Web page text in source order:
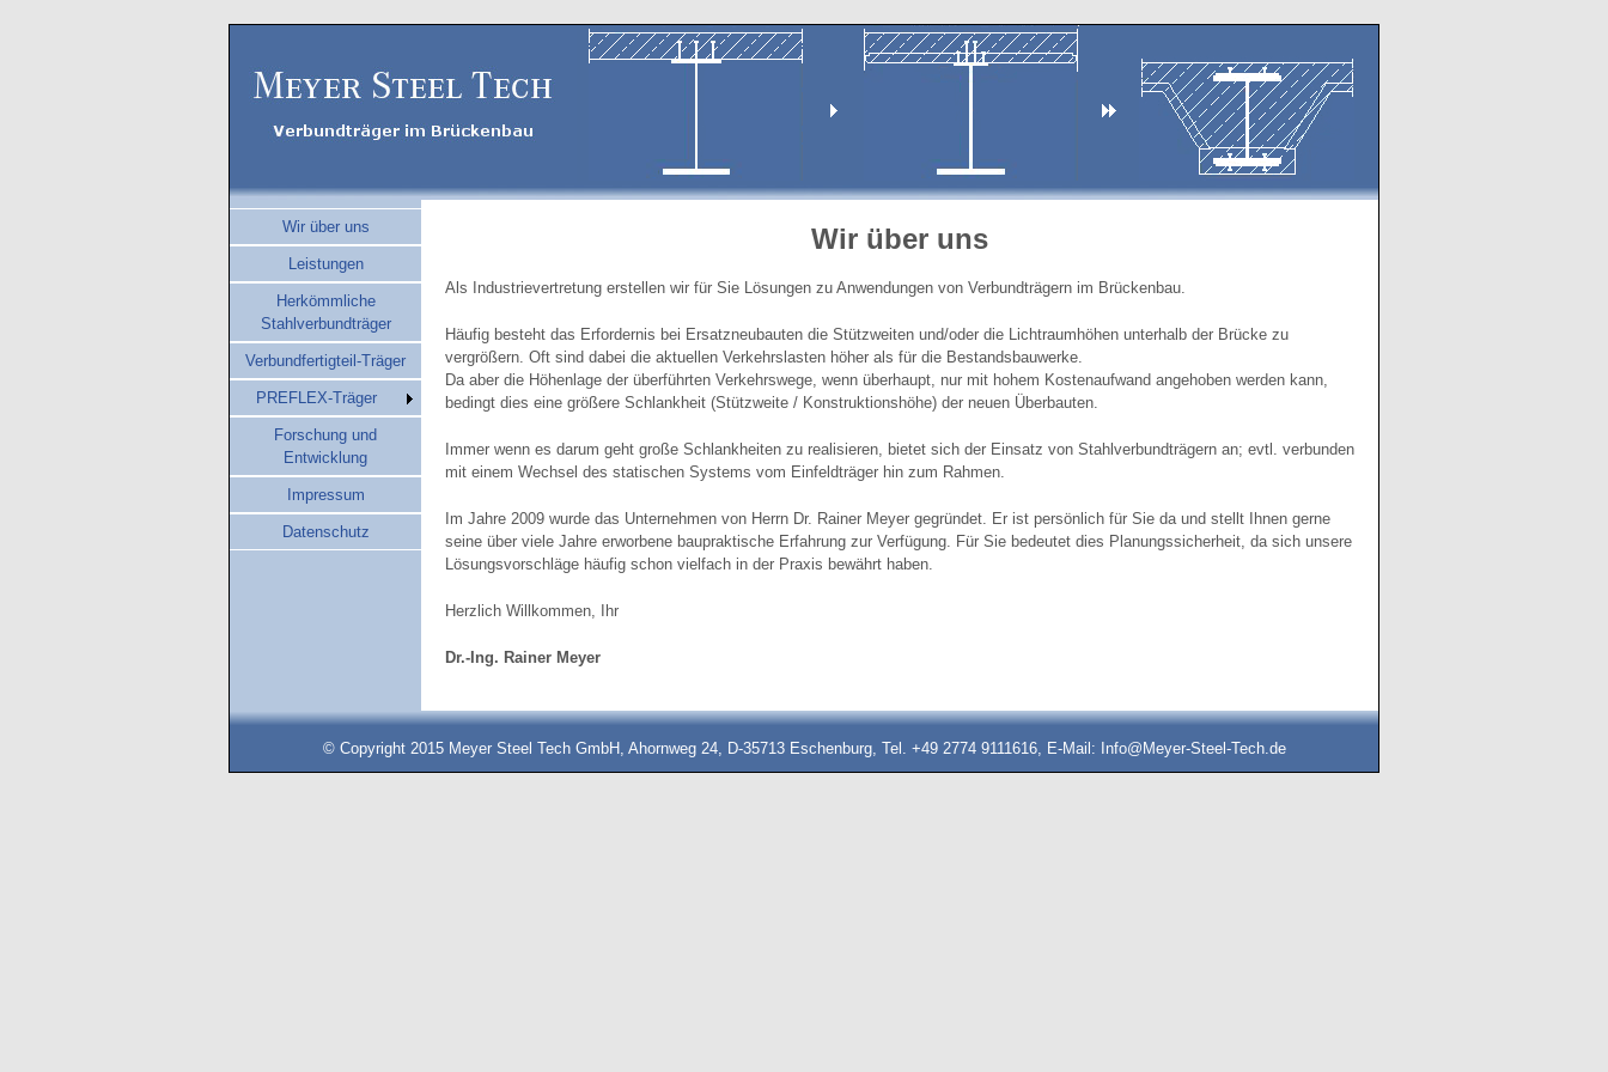
Wir über uns
Leistungen
Herkömmliche
Stahlverbundträger
Verbundfertigteil-Träger
PREFLEX-Träger
Forschung und
Entwicklung
Impressum
Datenschutz
Wir über uns
Als Industrievertretung erstellen wir für Sie Lösungen zu Anwendungen von Verbundträgern im Brückenbau.
Häufig besteht das Erfordernis bei Ersatzneubauten die Stützweiten und/oder die Lichtraumhöhen unterhalb der Brücke zu
vergrößern. Oft sind dabei die aktuellen Verkehrslasten höher als für die Bestandsbauwerke.
Da aber die Höhenlage der überführten Verkehrswege, wenn überhaupt, nur mit hohem Kostenaufwand angehoben werden kann,
bedingt dies eine größere Schlankheit (Stützweite / Konstruktionshöhe) der neuen Überbauten.
Immer wenn es darum geht große Schlankheiten zu realisieren, bietet sich der Einsatz von Stahlverbundträgern an; evtl. verbunden
mit einem Wechsel des statischen Systems vom Einfeldträger hin zum Rahmen.
Im Jahre 2009 wurde das Unternehmen von Herrn Dr. Rainer Meyer gegründet. Er ist persönlich für Sie da und stellt Ihnen gerne
seine über viele Jahre erworbene baupraktische Erfahrung zur Verfügung. Für Sie bedeutet dies Planungssicherheit, da sich unsere
Lösungsvorschläge häufig schon vielfach in der Praxis bewährt haben.
Herzlich Willkommen, Ihr
Dr.-Ing. Rainer Meyer
© Copyright 2015 Meyer Steel Tech GmbH, Ahornweg 24, D-35713 Eschenburg, Tel. +49 2774 9111616, E-Mail: Info@Meyer-Steel-Tech.de